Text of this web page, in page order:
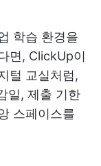
학습 환경을
면, ClickUp이
털 교실처럼,
일, 제출 기한
스페이스를